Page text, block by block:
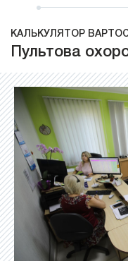
КАЛЬКУЛЯТОР
Пультова